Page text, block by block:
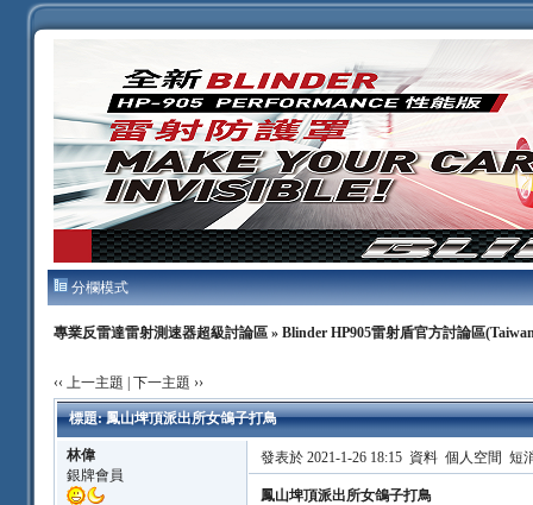
分欄模式
專業反雷達雷射測速器超級討論區» Blinder HP905雷射盾官方討論區
‹‹ 上一主題 下一主題 ››
標題: 鳳山埤頂派出所女鴿子打鳥
林偉
銀牌會員
發表於 2021-1-26 18:15 資料 個人空間 短
鳳山埤頂派出所女鴿子打鳥